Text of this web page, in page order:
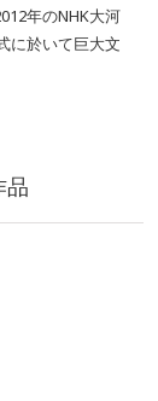
年のNHK大河
に於いて巨大文
品